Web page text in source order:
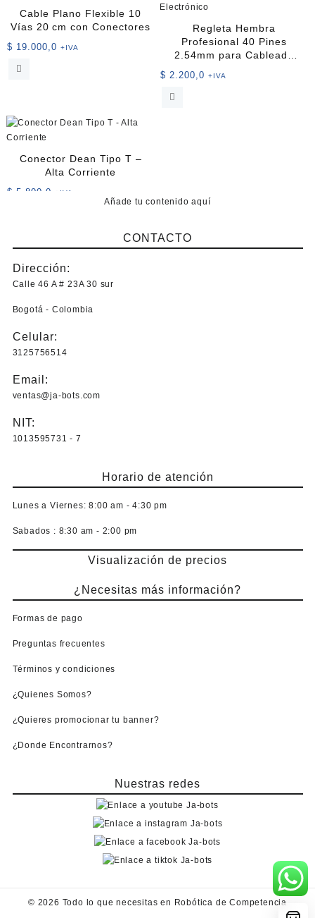
Las
opciones
pueden
en
Cable Plano Flexible 10
Vías 20 cm con Conectores
$ 19.000,0 +IVA
Regleta Hembra
Profesional 40 Pines
2.54mm para Cableado
$ 2.200,0 +IVA
Conector Dean Tipo T –
Alta Corriente
$ 5.800,0 +IVA
variantes.
Las
se
elegir
en
producto
Añade tu contenido aquí
CONTACTO
Dirección:
Calle 46 A # 23A 30 sur
Bogotá - Colombia
Celular:
3125756514
Email:
ventas@ja-bots.com
NIT:
1013595731 - 7
Horario de atención
Lunes a Viernes: 8:00 am - 4:30 pm
Sabados : 8:30 am - 2:00 pm
Visualización de precios
¿Necesitas más información?
Formas de pago
Preguntas frecuentes
Términos y condiciones
¿Quienes Somos?
¿Quieres promocionar tu banner?
¿Donde Encontrarnos?
Nuestras redes
© 2026 Todo lo que necesitas en Robótica de Competencia